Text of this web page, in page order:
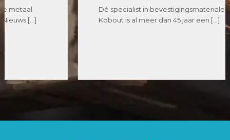
Dé specialist in bevestigingsmaterialen sinds 1979
Kobout is al meer dan 45 jaar een […]